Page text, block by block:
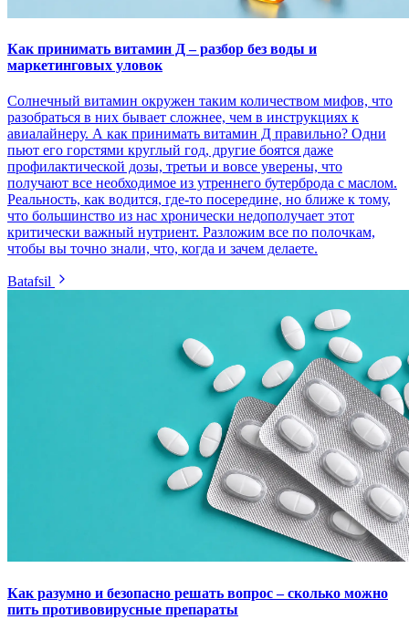
Как принимать витамин Д – разбор без воды и
маркетинговых уловок
Солнечный витамин окружен таким количеством мифов, что
разобраться в них бывает сложнее, чем в инструкциях к
авиалайнеру. А как принимать витамин Д правильно? Одни
пьют его горстями круглый год, другие боятся даже
профилактической дозы, третьи и вовсе уверены, что
получают все необходимое из утреннего бутерброда с маслом.
Реальность, как водится, где-то посередине, но ближе к тому,
что большинство из нас хронически недополучает этот
критически важный нутриент. Разложим все по полочкам,
чтобы вы точно знали, что, когда и зачем делаете.
Batafsil
Как разумно и безопасно решать вопрос – сколько можно
пить противовирусные препараты